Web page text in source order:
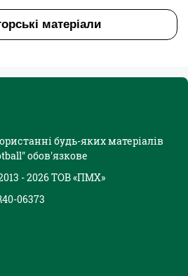
матеріали
будь-яких матеріалів
обов'язкове
- 2026 ТОВ «ПМХ»
06373